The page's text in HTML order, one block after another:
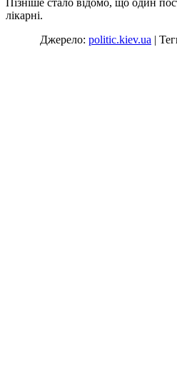
Пізніше стало відомо, що один
лікарні.
Джерело: politic.kiev.ua |